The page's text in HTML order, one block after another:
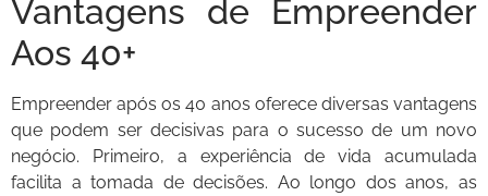
Vantagens de Empreender
Aos 40+
Empreender após os 40 anos oferece diversas vantagens
que podem ser decisivas para o sucesso de um novo
negócio. Primeiro, a experiência de vida acumulada
facilita a tomada de decisões. Ao longo dos anos, as